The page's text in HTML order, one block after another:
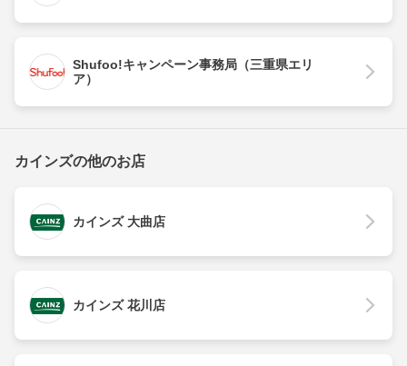
Shufoo!キャンペーン事務局（三重県エリ
ア）
カインズの他のお店
カインズ 大曲店
カインズ 花川店